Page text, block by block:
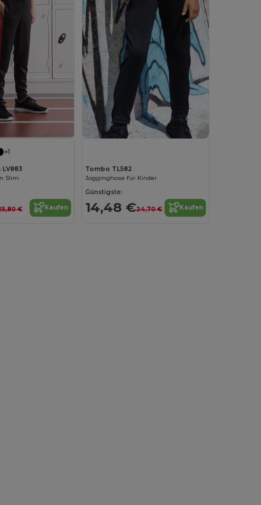
+1
LV883
Slim
€ Kaufen
Tombo TL582
Jogginghose für Kinder
Günstigste:
14,48 €24,70 € Kaufen